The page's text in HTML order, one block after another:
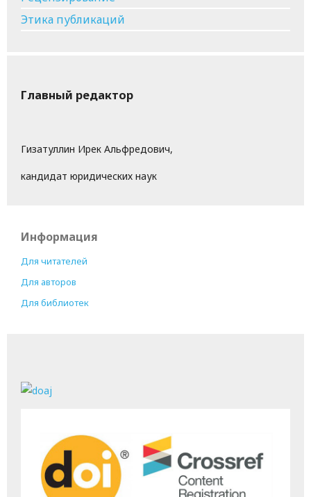
Этика публикаций
Главный редактор
Гизатуллин Ирек Альфредович,
кандидат юридических наук
Информация
Для читателей
Для авторов
Для библиотек